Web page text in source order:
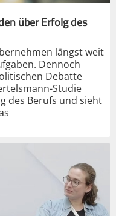
über Erfolg des
längst weit
Dennoch
Debatte
Studie
des Berufs und sieht